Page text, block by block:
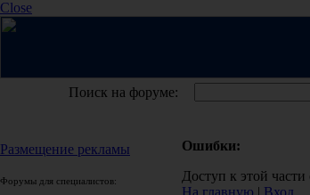
Close
Поиск на форуме:
Размещение рекламы
Форумы для специалистов:
Ошибки:
Доступ к этой
На главную | Вход